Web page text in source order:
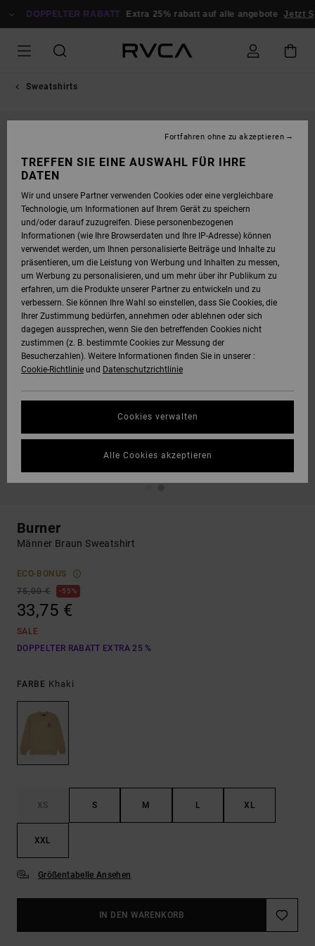
ZUR
DOPPELTER RABATT Extra 25% rabatt auf alle angebote Jetzt
Sweatshirts
Burner
Männer Braun Sweatshirt
ECO-BONUS
75,00 €
55%
33,75 €
SALE
DOPPELTER RABATT EXTRA 25 %
FARBE Khaki
XS S M L XL
XXL
Größentabelle Ansehen
IN DEN WARENKORB
TREFFEN SIE EINE AUSWAHL FÜR IHRE
DATEN
Wir und unsere Partner verwenden Cookies oder eine vergleichbare
Technologie, um Informationen auf Ihrem Gerät zu speichern
und/oder darauf zuzugreifen. Diese personenbezogenen
Informationen (wie Ihre Browserdaten und Ihre IP-Adresse) können
verwendet werden, um Ihnen personalisierte Beiträge und Inhalte zu
präsentieren, um die Leistung von Werbung und Inhalten zu messen,
um Werbung zu personalisieren, und um mehr über ihr Publikum zu
erfahren, um die Produkte unserer Partner zu entwickeln und zu
verbessern. Sie können Ihre Wahl so einstellen, dass Sie Cookies, die
Ihrer Zustimmung bedürfen, annehmen oder ablehnen oder sich
dagegen aussprechen, wenn Sie den betreffenden Cookies nicht
zustimmen (z. B. bestimmte Cookies zur Messung der
Besucherzahlen). Weitere Informationen finden Sie in unserer :
Cookie-Richtlinie und Datenschutzrichtlinie
Cookies verwalten
Fortfahren ohne zu akzeptieren
Alle Cookies akzeptieren